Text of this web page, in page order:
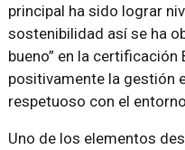
principal ha sido lograr
sostenibilidad así se ha
bueno” en la certificación
positivamente la gestión
respetuoso con el
Uno de los elementos